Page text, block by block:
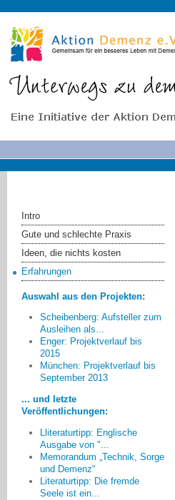
Intro
Gute und schlechte Praxis
Ideen, die nichts kosten
Erfahrungen
Auswahl aus den Projekten:
Scheibenberg: Aufsteller zum
Ausleihen als...
Enger: Projektverlauf bis
2015
München: Projektverlauf bis
September 2013
... und letzte
Veröffentlichungen:
Lliteraturtipp: Englische
Ausgabe von "...
Memorandum „Technik, Sorge
und Demenz“
Literaturtipp: Die fremde
Seele ist ein...
Was dann in den Gesprächen
[mit Angehörigen] aus tiefster
Vergangenheit wieder
„hochgeholt“ wird und ich dadurch
immer noch viele unerledigte
Dinge gibt, die nie geklärt wurden,
beindruckt mich immer wieder.
Andreas Günther, Erfurt